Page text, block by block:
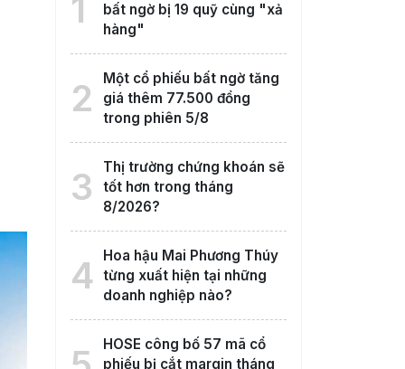
1
bất ngờ bị 19 quỹ cùng "xả
hàng"
2
Một cổ phiếu bất ngờ tăng
giá thêm 77.500 đồng
trong phiên 5/8
3
Thị trường chứng khoán sẽ
tốt hơn trong tháng
8/2026?
4
Hoa hậu Mai Phương Thúy
từng xuất hiện tại những
doanh nghiệp nào?
HOSE công bố 57 mã cổ
phiếu bị cắt margin tháng